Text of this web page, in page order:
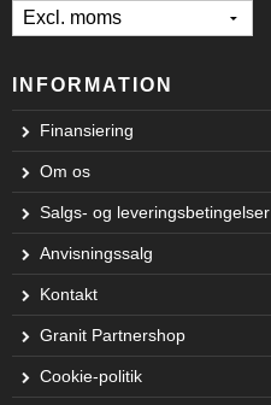
INFORMATION
Finansiering
Om os
Salgs- og leveringsbetingelser
Anvisningssalg
Kontakt
Granit Partnershop
Cookie-politik